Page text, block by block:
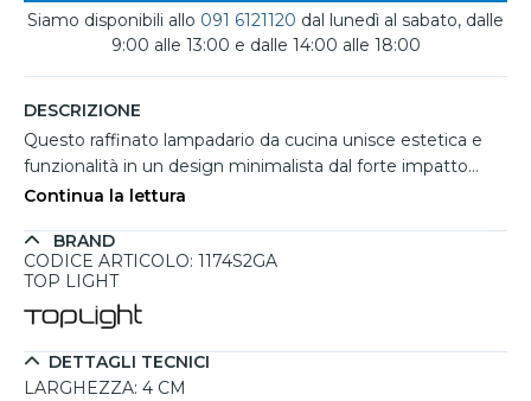
Siamo disponibili allo 091 6121120 dal lunedì al sabato, dalle
9:00 alle 13:00 e dalle 14:00 alle 18:00
DESCRIZIONE
Questo raffinato lampadario da cucina unisce estetica e
funzionalità in un design minimalista dal forte impatto
visivo. La finitura in grigio antracite conferisce un tocco
I due diffusori cilindrici in metallo proiettano una luce
diretta e senza dispersioni, ideale per illuminare con
regolabile, si adatta facilmente a diverse esigenze di
illuminazione, offrendo una soluzione versatile e sofisticata
per valorizzare gli spazi.
Continua la lettura
BRAND
CODICE ARTICOLO: 1174S2GA
TOP LIGHT
DETTAGLI TECNICI
LARGHEZZA: 4 CM